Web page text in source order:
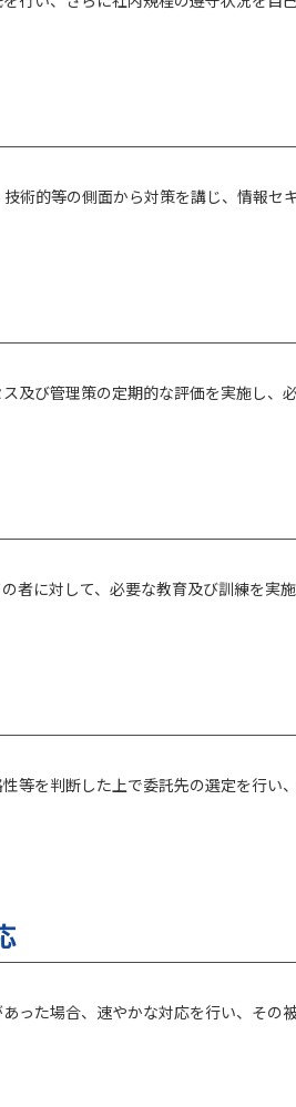
的等の側面から対策を講じ、情報セ
び管理策の定期的な評価を実施し、
に対して、必要な教育及び訓練を実施
等を判断した上で委託先の選定を行い
った場合、速やかな対応を行い、そ